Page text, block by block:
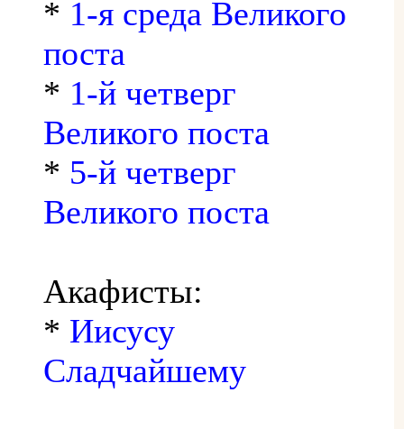
* 1-я среда Великого
поста
* 1-й четверг
Великого поста
* 5-й четверг
Великого поста
Акафисты:
* Иисусу
Сладчайшему